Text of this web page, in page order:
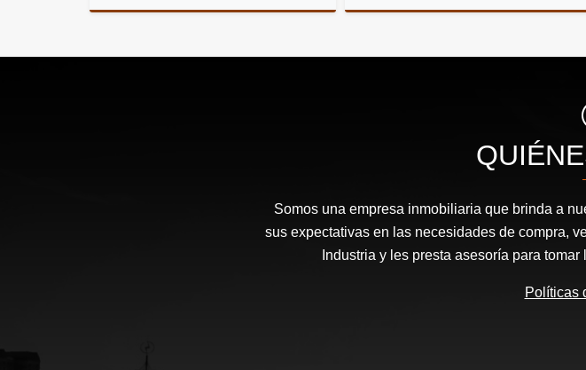
$420.000.000 $800.000.000
Somos una empresa inmobiliaria que brinda a
sus expectativas en las necesidades de compra,
Industria y les presta asesoría para
Políticas